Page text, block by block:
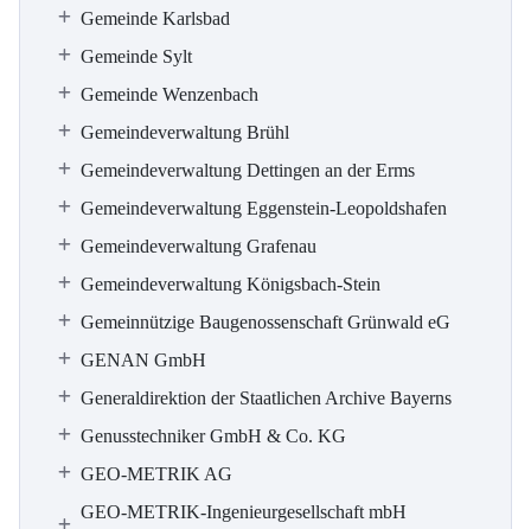
Gemeinde Karlsbad
Gemeinde Sylt
Gemeinde Wenzenbach
Gemeindeverwaltung Brühl
Gemeindeverwaltung Dettingen an der Erms
Gemeindeverwaltung Eggenstein-Leopoldshafen
Gemeindeverwaltung Grafenau
Gemeindeverwaltung Königsbach-Stein
Gemeinnützige Baugenossenschaft Grünwald eG
GENAN GmbH
Generaldirektion der Staatlichen Archive Bayerns
Genusstechniker GmbH & Co. KG
GEO-METRIK AG
GEO-METRIK-Ingenieurgesellschaft mbH